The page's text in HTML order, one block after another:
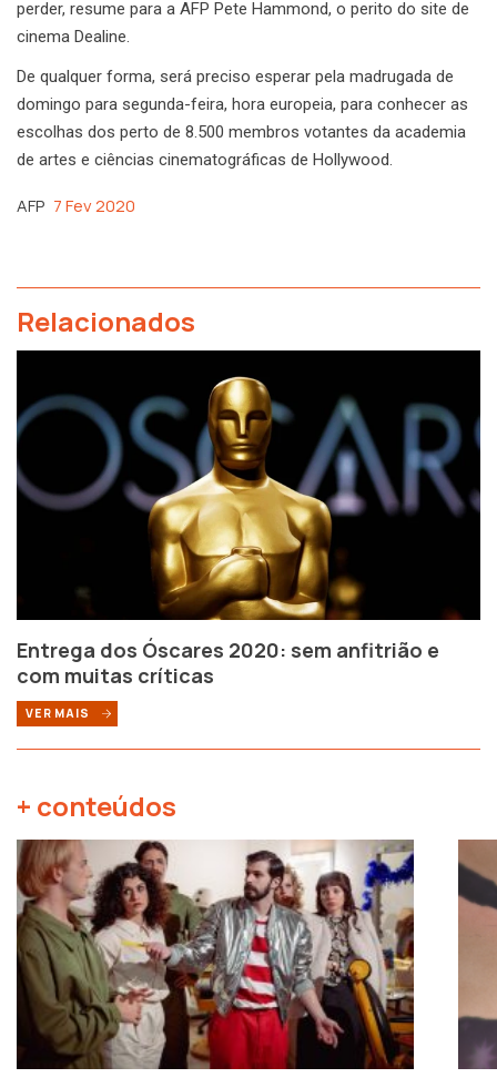
perder, resume para a AFP Pete Hammond, o perito do site de
cinema Dealine.
De qualquer forma, será preciso esperar pela madrugada de
domingo para segunda-feira, hora europeia, para conhecer as
escolhas dos perto de 8.500 membros votantes da academia
de artes e ciências cinematográficas de Hollywood.
AFP 7 Fev 2020
Relacionados
Entrega dos Óscares 2020: sem anfitrião e
com muitas críticas
VER MAIS
+ conteúdos